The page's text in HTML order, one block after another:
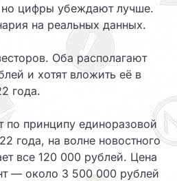
но цифры убеждают лучше.
на реальных данных.
Оба располагают
и хотят вложить её в
года.
по принципу единоразовой
года, на волне новостного
все 120 000 рублей. Цена
— около 3 500 000 рублей